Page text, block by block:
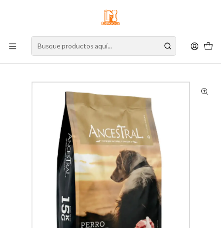
Nuestro stock online es independiente de la tienda física.
Compre por la web para garantizar sus productos y espere nuestra
Inicio Perro Alimento para Perros Alimento Seco
Perro Senior
Ancestral Senior 15 Kg